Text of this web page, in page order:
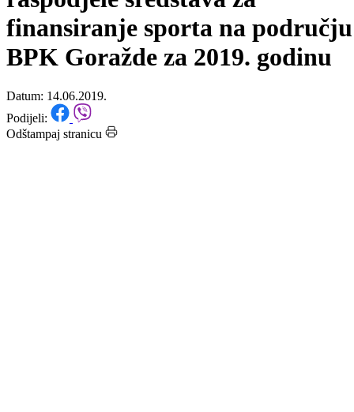
Predstavljen konačni plan
raspodjele sredstava za
finansiranje sporta na području
BPK Goražde za 2019. godinu
Datum: 14.06.2019.